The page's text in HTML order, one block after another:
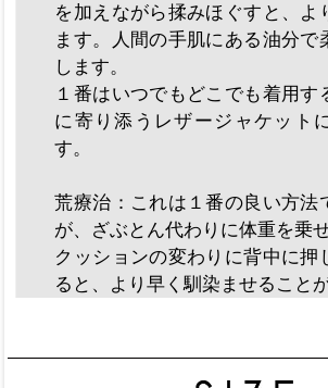
を加えながら揉みほぐすと、よ
ます。人間の手肌にある油分で
します。
１番はいつでもどこでも着用す
に寄り添うレザージャケット
す。
荒療治：これは１番の良い方法
が、ざぶとん代わりに体重を乗せ
クッションの変わりに背中に押
ると、より早く馴染ませること